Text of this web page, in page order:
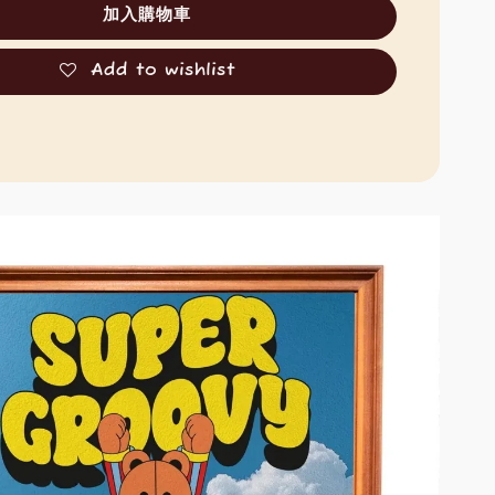
加入購物車
Add to wishlist